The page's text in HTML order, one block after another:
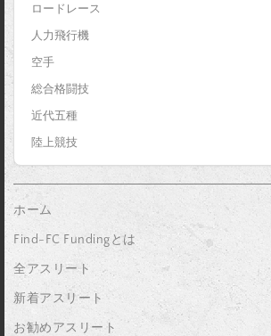
ロードレース
人力飛行機
空手
総合格闘技
近代五種
陸上競技
ホーム
Find-FC Fundingとは
全アスリート
新着アスリート
お勧めアスリート